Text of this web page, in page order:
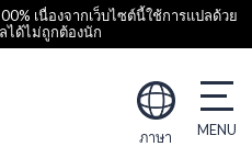
เนื่องจากเว็บไซต์นี้ใช้การแปลด้วย
ได้ไม่ถูกต้องนัก
ภาษา